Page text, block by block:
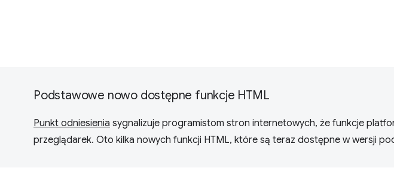
Podstawowe nowo dostępne funkcje HTML
Punkt odniesienia sygnalizuje programistom stron internetowych, że funkcje
przeglądarek. Oto kilka nowych funkcji HTML, które są teraz dostępne w wersji